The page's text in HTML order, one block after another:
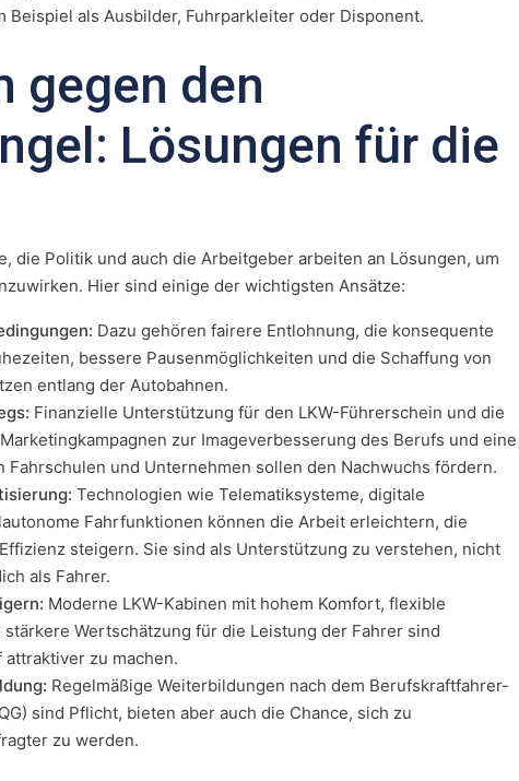
Beispiel als Ausbilder, Fuhrparkleiter oder Disponent.
gegen den
Lösungen für die
die Politik und auch die Arbeitgeber arbeiten an Lösungen, um
Hier sind einige der wichtigsten Ansätze:
Dazu gehören fairere Entlohnung, die konsequente
bessere Pausenmöglichkeiten und die Schaffung von
entlang der Autobahnen.
Finanzielle Unterstützung für den LKW-Führerschein und die
zur Imageverbesserung des Berufs und eine
Fahrschulen und Unternehmen sollen den Nachwuchs fördern.
Technologien wie Telematiksysteme, digitale
Fahrfunktionen können die Arbeit erleichtern, die
steigern. Sie sind als Unterstützung zu verstehen, nicht
als Fahrer.
Moderne LKW-Kabinen mit hohem Komfort, flexible
Wertschätzung für die Leistung der Fahrer sind
zu machen.
Regelmäßige Weiterbildungen nach dem Berufskraftfahrer-
sind Pflicht, bieten aber auch die Chance, sich zu
zu werden.